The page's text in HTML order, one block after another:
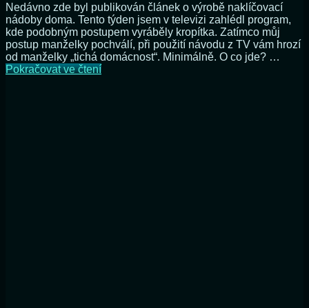
Nedávno zde byl publikován článek o výrobě naklíčovací
nádoby doma. Tento týden jsem v televizi zahlédl program,
kde podobným postupem vyráběly kropítka. Zatímco můj
postup manželky pochválí, při použití návodu z TV vám hrozí
od manželky „tichá domácnost“. Minimálně. O co jde? …
Pokračovat ve čteníJak